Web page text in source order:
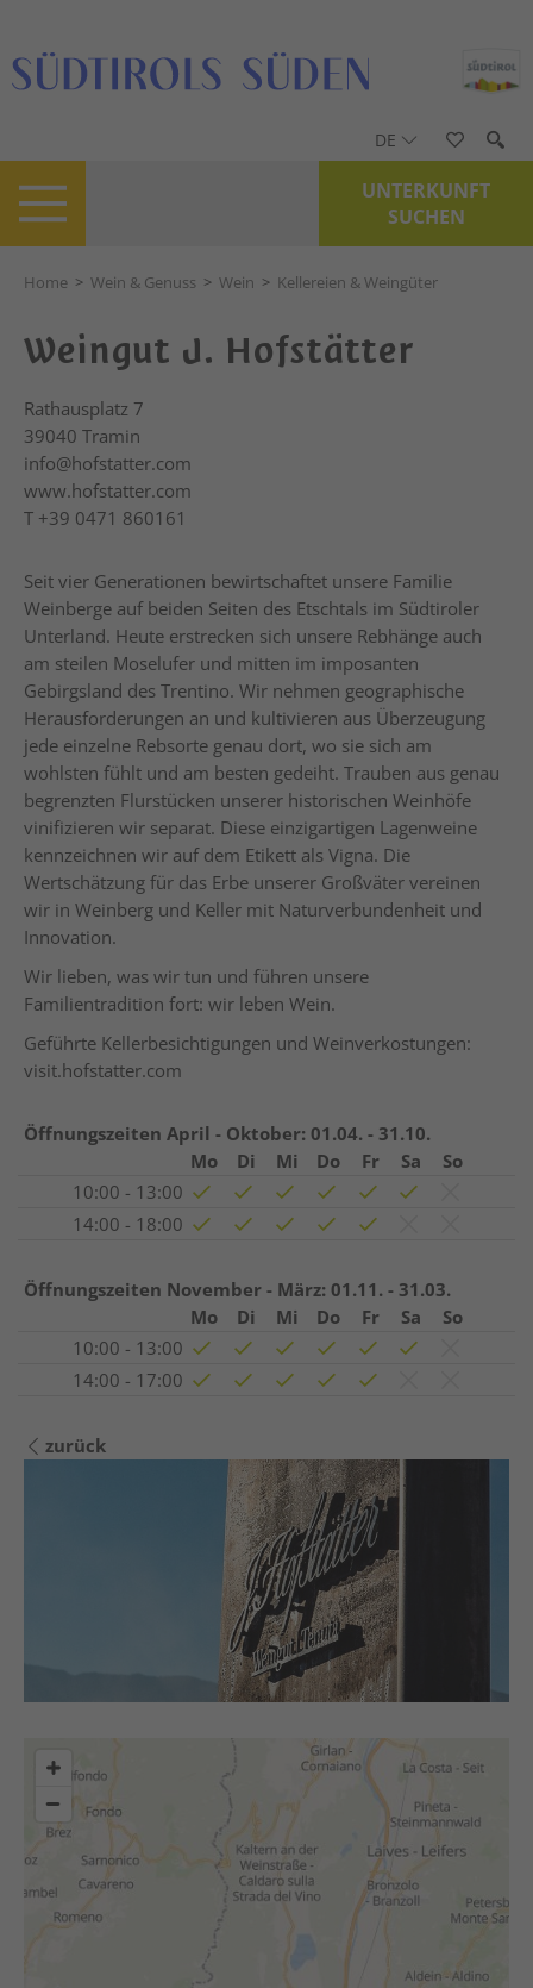
DE
UNTERKUNFT
SUCHEN
Home > Wein & Genuss > Wein > Kellereien & Weingüter
Weingut J. Hofstätter
Rathausplatz 7
39040 Tramin
info@hofstatter.com
www.hofstatter.com
T +39 0471 860161
Seit vier Generationen bewirtschaftet unsere Familie
Weinberge auf beiden Seiten des Etschtals im Südtiroler
Unterland. Heute erstrecken sich unsere Rebhänge auch
am steilen Moselufer und mitten im imposanten
Gebirgsland des Trentino. Wir nehmen geographische
Herausforderungen an und kultivieren aus Überzeugung
jede einzelne Rebsorte genau dort, wo sie sich am
wohlsten fühlt und am besten gedeiht. Trauben aus genau
begrenzten Flurstücken unserer historischen Weinhöfe
vinifizieren wir separat. Diese einzigartigen Lagenweine
kennzeichnen wir auf dem Etikett als Vigna. Die
Wertschätzung für das Erbe unserer Großväter vereinen
wir in Weinberg und Keller mit Naturverbundenheit und
Innovation.
Wir lieben, was wir tun und führen unsere
Familientradition fort: wir leben Wein.
Geführte Kellerbesichtigungen und Weinverkostungen:
visit.hofstatter.com
Öffnungszeiten April - Oktober: 01.04. - 31.10.
Mo
Di Mi Do Fr Sa
So
10:00 - 13:00
14:00 - 18:00
Öffnungszeiten November - März: 01.11. - 31.03.
Mo
Di Mi Do Fr Sa
So
10:00 - 13:00
14:00 - 17:00
zurück